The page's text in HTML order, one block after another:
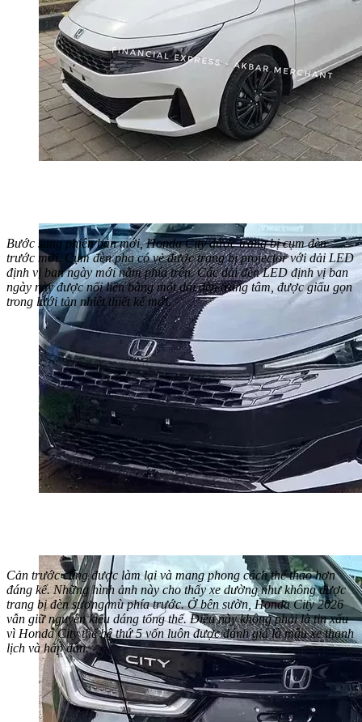
Bước sang phiên bản mới, Honda City được trang bị cụm đèn
trước mới. Cụm đèn pha có vẻ được trang bị projector với dải LED
định vị ban ngày mới nằm phía trên. Các dải đèn LED định vị ban
ngày này được nối liền bằng một dải đèn trung tâm, được giấu gọn
trong lưới tản nhiệt thiết kế mới.
Cản trước cũng được làm lại và mang phong cách thể thao hơn
đáng kể. Những hình ảnh này cho thấy xe dường như không được
trang bị đèn sương mù phía trước. Ở bên sườn, Honda City 2026
vẫn giữ nguyên kiểu dáng tổng thể. Điều này không phải là tin xấu
vì Honda City thế hệ thứ 5 vốn luôn được đánh giá là mẫu xe thanh
lịch và hấp dẫn.